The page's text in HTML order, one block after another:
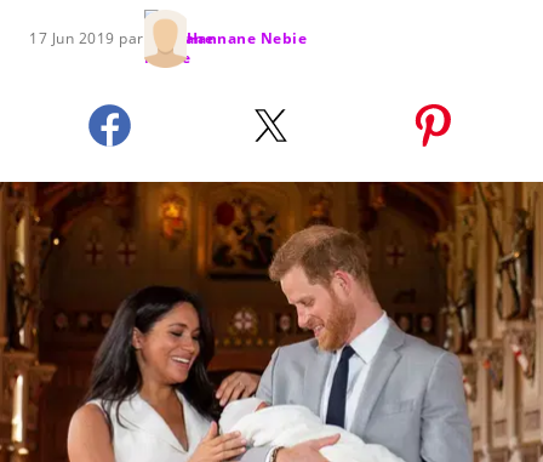
17 Jun 2019 par Hannane Nebie